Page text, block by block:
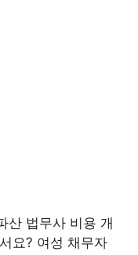
산 법무사 비용 개
요? 여성 채무자